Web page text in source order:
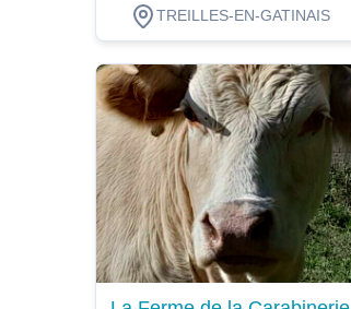
TREILLES-EN-GATINAIS
Dégustation